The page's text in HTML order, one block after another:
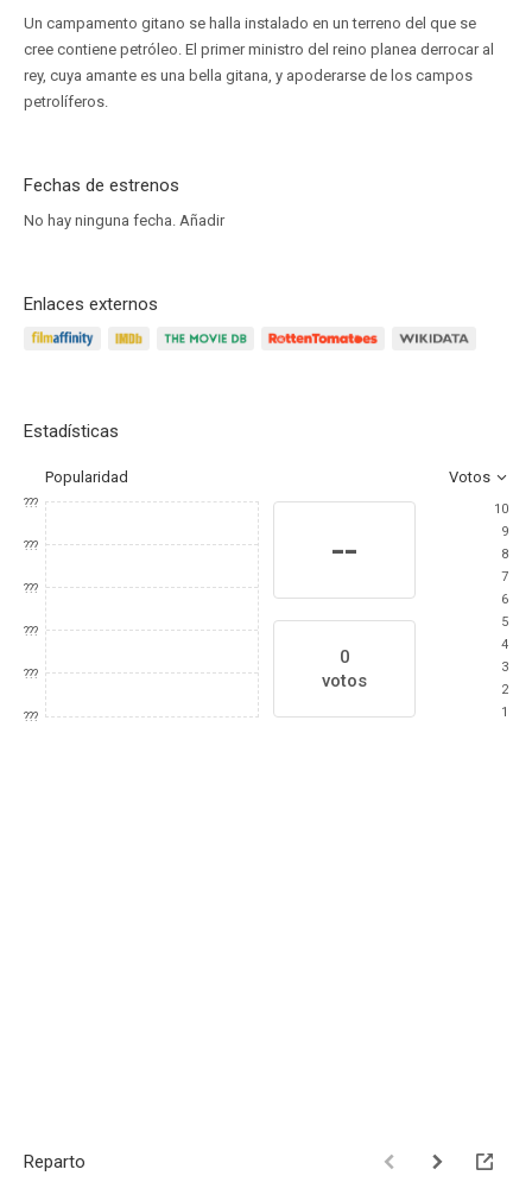
Un campamento gitano se halla instalado en un terreno del que se
cree contiene petróleo. El primer ministro del reino planea derrocar al
rey, cuya amante es una bella gitana, y apoderarse de los campos
petrolíferos.
Fechas de estrenos
No hay ninguna fecha. Añadir
Enlaces externos
Estadísticas
Popularidad Votos
???
???
???
???
???
???
--
0
votos
10
9
8
7
6
5
4
3
2
1
Reparto